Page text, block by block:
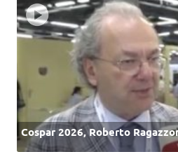
Cospar 2026, Roberto